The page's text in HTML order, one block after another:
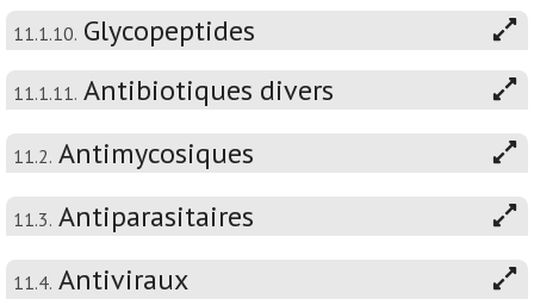
11.1.10. Glycopeptides
11.1.11. Antibiotiques divers
11.2. Antimycosiques
11.3. Antiparasitaires
11.4. Antiviraux